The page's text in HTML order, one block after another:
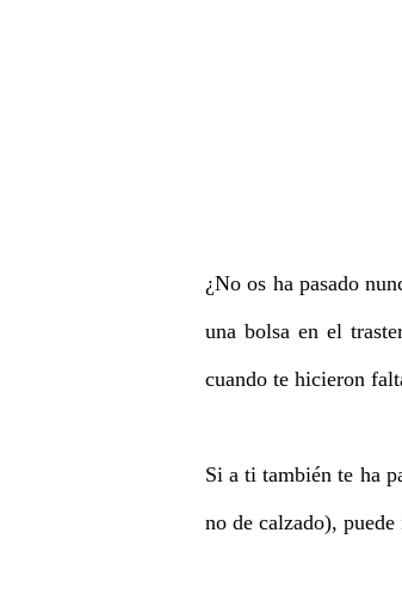
¿No os ha pasado
una bolsa en el
cuando te hicieron
Si a ti también te ha
no de calzado), puede